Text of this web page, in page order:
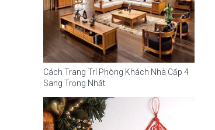
Cách Trang Trí Phòng Khách Nhà Cấp 4
Sang Trọng Nhất